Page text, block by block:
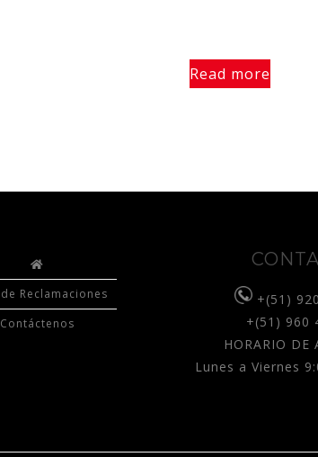
Read more
Reclamaciones
Contáctenos
+(51)
+(51) 960
HORARIO DE
Lunes a Viernes